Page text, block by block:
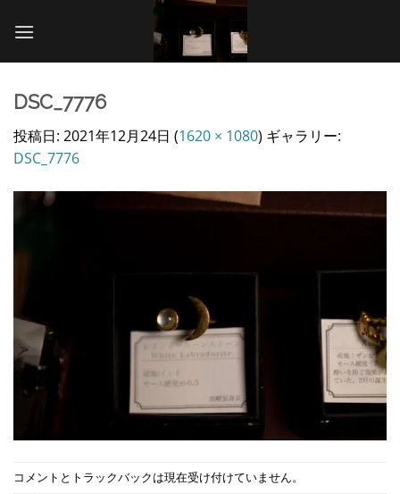
DSC_7776
投稿日: 2021年12月24日 (1620 × 1080) ギャラリー:
DSC_7776
コメントとトラックバックは現在受け付けていません。